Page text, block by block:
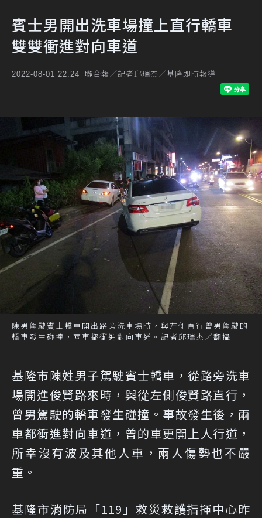
賓士男開出洗車場撞上直行轎車
雙雙衝進對向車道
2022-08-01 22:24 聯合報／記者邱瑞杰／基隆即時報導
陳男駕駛賓士轎車開出路旁洗車場時，與左側直行曾男駕駛的
轎車發生碰撞，兩車都衝進對向車道。記者邱瑞杰／翻攝
基隆市陳姓男子駕駛賓士轎車，從路旁洗車
場開進俊賢路來時，與從左側俊賢路直行，
曾男駕駛的轎車發生碰撞。事故發生後，兩
車都衝進對向車道，曾的車更開上人行道，
所幸沒有波及其他人車，兩人傷勢也不嚴
重。
基隆市消防局「119」救災救護指揮中心昨